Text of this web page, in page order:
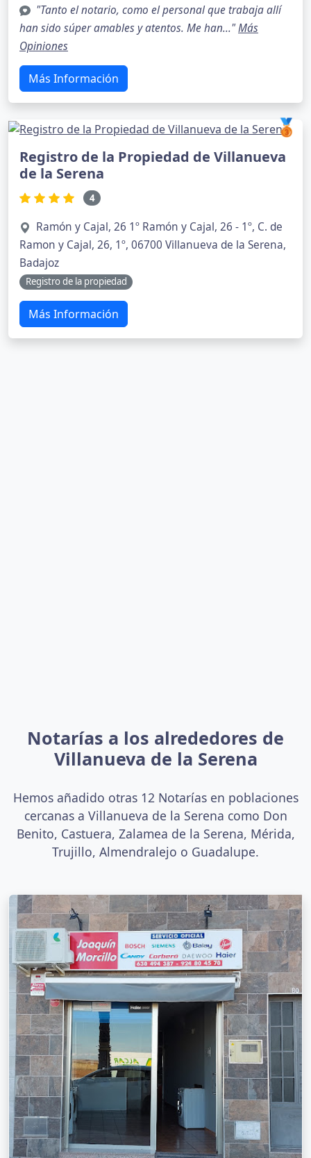
"Tanto el notario, como el personal que trabaja allí
han sido súper amables y atentos. Me han..."Más
Opiniones
Más Información
🥉
Registro de la Propiedad de Villanueva
de la Serena
4
Ramón y Cajal, 26 1º Ramón y Cajal, 26 - 1º, C. de
Ramon y Cajal, 26, 1º, 06700 Villanueva de la Serena,
Badajoz
Registro de la propiedad
Más Información
Notarías a los alrededores de
Villanueva de la Serena
Hemos añadido otras 12 Notarías en poblaciones
cercanas a Villanueva de la Serena como Don
Benito, Castuera, Zalamea de la Serena, Mérida,
Trujillo, Almendralejo o Guadalupe.